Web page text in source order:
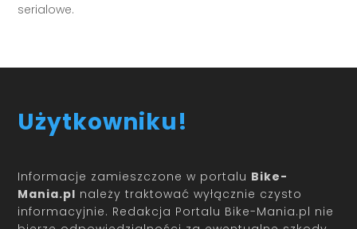
serialowe.
Użytkowniku!
Informacje zamieszczone w portalu Bike-
Mania.pl należy traktować wyłącznie czysto
informacyjnie. Redakcja Portalu Bike-Mania.pl nie